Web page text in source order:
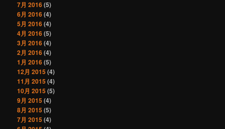
7月 2016(5)
6月 2016(4)
5月 2016(4)
4月 2016(5)
3月 2016(4)
2月 2016(4)
1月 2016(5)
12月 2015(4)
11月 2015(4)
10月 2015(5)
9月 2015(4)
8月 2015(5)
7月 2015(4)